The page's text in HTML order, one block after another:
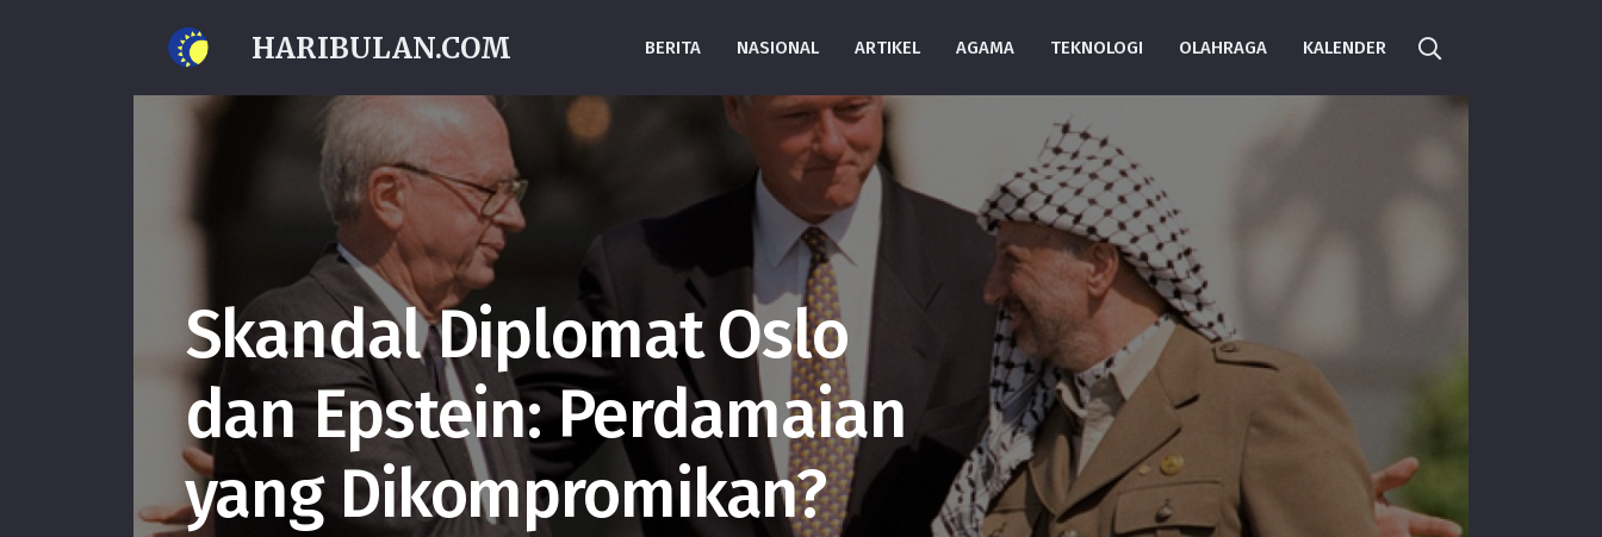
HARIBULAN.COM BERITA NASIONAL ARTIKEL AGAMA TEKNOLOGI OLAHRAGA KALENDER
Skandal Diplomat Oslo
dan Epstein: Perdamaian
yang Dikompromikan?